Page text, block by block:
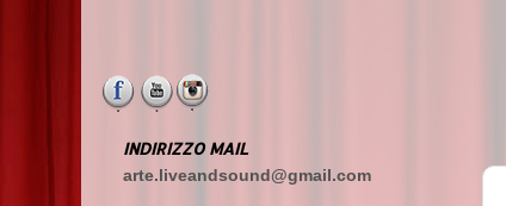
INDIRIZZO MAIL
arte.liveandsound@gmail.com